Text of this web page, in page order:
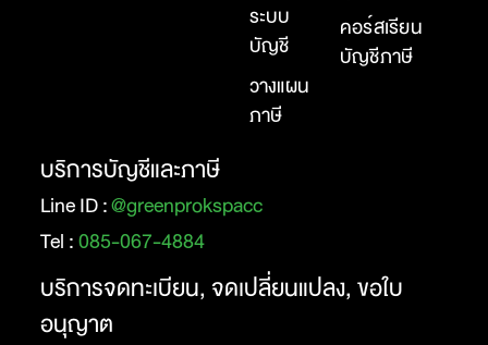
ระบบ
บัญชี
วางแผน
ภาษี
คอร์สเรียน
บัญชีภาษี
บริการบัญชีและภาษี
Line ID :@greenprokspacc
Tel :085-067-4884
บริการจดทะเบียน, จดเปลี่ยนแปลง, ขอใบ
อนุญาต